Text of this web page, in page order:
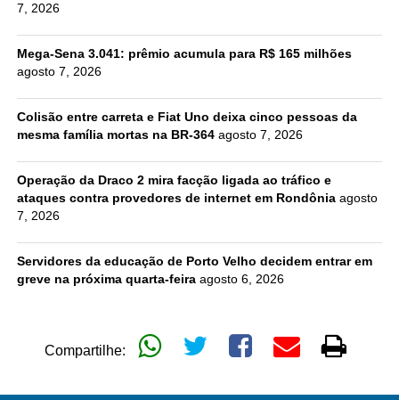
7, 2026
Mega-Sena 3.041: prêmio acumula para R$ 165 milhões
agosto 7, 2026
Colisão entre carreta e Fiat Uno deixa cinco pessoas da
mesma família mortas na BR-364 agosto 7, 2026
Operação da Draco 2 mira facção ligada ao tráfico e
ataques contra provedores de internet em Rondônia agosto
7, 2026
Servidores da educação de Porto Velho decidem entrar em
greve na próxima quarta-feira agosto 6, 2026
Compartilhe: